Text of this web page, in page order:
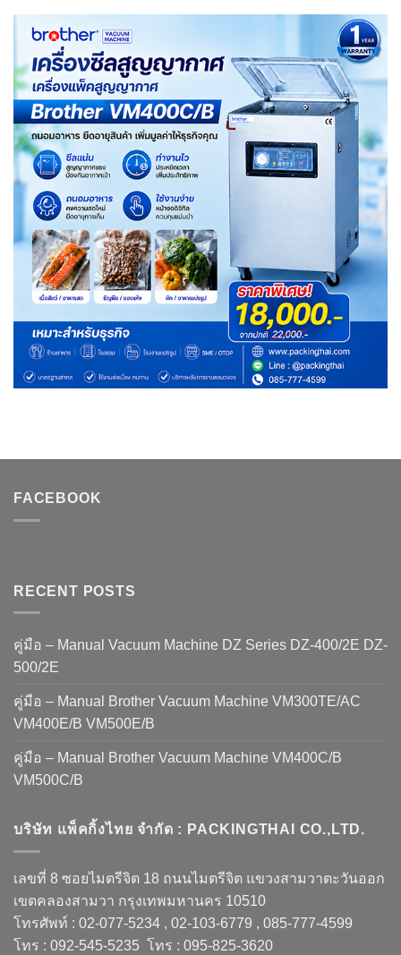
FACEBOOK
RECENT POSTS
คู่มือ – Manual Vacuum Machine DZ Series DZ-400/2E DZ-
500/2E
คู่มือ – Manual Brother Vacuum Machine VM300TE/AC
VM400E/B VM500E/B
คู่มือ – Manual Brother Vacuum Machine VM400C/B
VM500C/B
บริษัท แพ็คกิ้งไทย จำกัด : PACKINGTHAI CO.,LTD.
เลขที่ 8 ซอยไมตรีจิต 18 ถนนไมตรีจิต แขวงสามวาตะวันออก
เขตคลองสามวา กรุงเทพมหานคร 10510
โทรศัพท์ : 02-077-5234 , 02-103-6779 , 085-777-4599
โทร : 092-545-5235 โทร : 095-825-3620